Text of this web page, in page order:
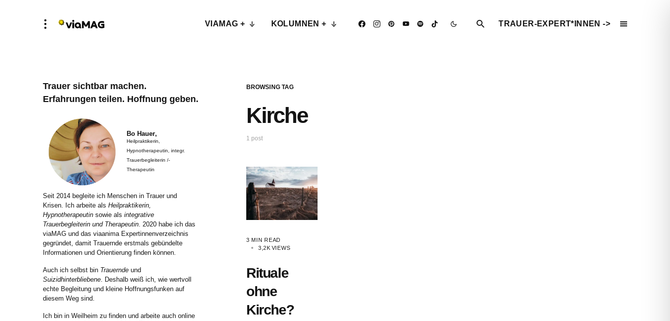
VIAMAG + KOLUMNEN + TRAUER-EXPERT*INNEN ->
BROWSING TAG
Kirche
1 post
3 MIN READ
3,2K VIEWS
Rituale
ohne
Kirche?
Trauer sichtbar machen.
Erfahrungen teilen. Hoffnung geben.
Bo Hauer,
Heilpraktikerin,
Hypnotherapeutin, integr.
Trauerbegleiterin /-
Therapeutin
Seit 2014 begleite ich Menschen in Trauer und
Krisen. Ich arbeite als Heilpraktikerin,
Hypnotherapeutin sowie als integrative
Trauerbegleiterin und Therapeutin. 2020 habe ich das
viaMAG und das viaanima Expertinnenverzeichnis
gegründet, damit Trauernde erstmals gebündelte
Informationen und Orientierung finden können.
Auch ich selbst bin Trauernde und
Suizidhinterbliebene. Deshalb weiß ich, wie wertvoll
echte Begleitung und kleine Hoffnungsfunken auf
diesem Weg sind.
Ich bin in Weilheim zu finden und arbeite auch online